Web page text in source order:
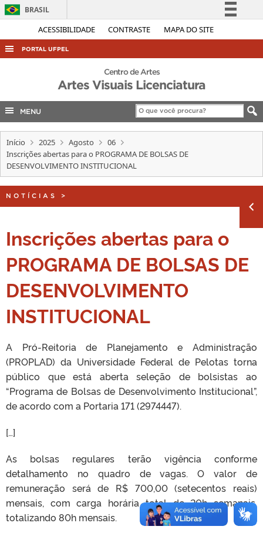
ACESSIBILIDADE CONTRASTE MAPA DO SITE
BRASIL
Simplifique!
Acesso à informação
Legislação
Canais
PORTAL UFPEL
COBALTO
INTERNACIONAL
PORTARIAS
Centro de Artes
Artes Visuais Licenciatura
MENU
Início 2025 Agosto
06
Inscrições abertas para o PROGRAMA DE BOLSAS DE
DESENVOLVIMENTO INSTITUCIONAL
NOTÍCIAS >
Inscrições abertas para o
PROGRAMA DE BOLSAS DE
DESENVOLVIMENTO
INSTITUCIONAL
A Pró-Reitoria de Planejamento e Administração
(PROPLAD) da Universidade Federal de Pelotas torna
público que está aberta seleção de bolsistas ao
“Programa de Bolsas de Desenvolvimento Institucional”,
de acordo com a Portaria 171 (2974447).
[…]
As bolsas regulares terão vigência conforme
detalhamento no quadro de vagas. O valor de
remuneração será de R$ 700,00 (setecentos reais)
mensais, com carga horária total de 20h semanais,
totalizando 80h mensais.